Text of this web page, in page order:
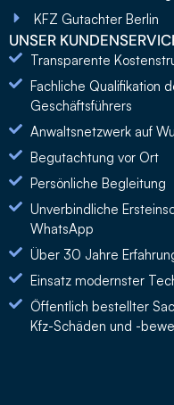
KFZ Gutachter Berlin
UNSER
Transparente
Fachliche Qualifikation
Geschäftsführers
Anwaltsnetzwerk auf
Begutachtung vor Ort
Persönliche Begleitung
Unverbindliche
WhatsApp
Über 30 Jahre
Einsatz modernster
Öffentlich bestellter
Kfz-Schäden und -